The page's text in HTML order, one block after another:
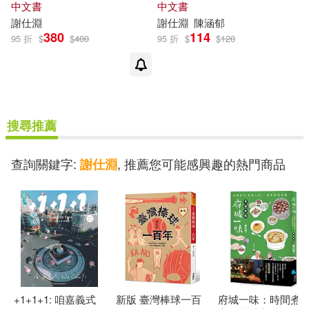
中文書
謝仕淵
95 折 $380 $400
中文書
謝仕淵 陳涵郁
95 折 $114 $120
搜尋推薦
查詢關鍵字: 謝仕淵, 推薦您可能感興趣的熱門商品
+1+1+1: 咱嘉義式
新版 臺灣棒球一百
府城一味：時間煮